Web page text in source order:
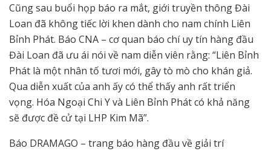
Cũng sau buổi họp báo ra mắt, giới truyền thông Đài
Loan đã không tiếc lời khen dành cho nam chính Liên
Bỉnh Phát. Báo CNA – cơ quan báo chí uy tín hàng đầu
Đài Loan đã ưu ái nói về nam diễn viên rằng: “Liên Bỉnh
Phát là một nhân tố tươi mới, gây tò mò cho khán giả.
Qua diễn xuất của anh ấy có thể thấy anh rất triển
vọng. Hóa Ngoại Chi Y và Liên Bỉnh Phát có khả năng
sẽ được đề cử tại LHP Kim Mã”.
Báo DRAMAGO – trang báo hàng đầu về giải trí